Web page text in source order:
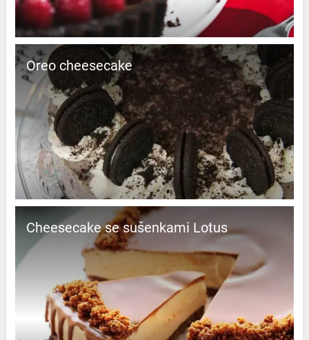
Oreo cheesecake
Cheesecake se sušenkami Lotus